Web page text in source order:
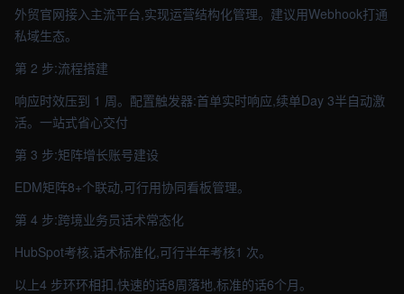
外贸官网接入主流平台,实现运营结构化管理。建议用Webhook打通
私域生态。
第 2 步:流程搭建
响应时效压到 1 周。配置触发器:首单实时响应,续单Day 3半自动激
活。一站式省心交付
第 3 步:矩阵增长账号建设
EDM矩阵8+个联动,可行用协同看板管理。
第 4 步:跨境业务员话术常态化
HubSpot考核,话术标准化,可行半年考核1 次。
以上4 步环环相扣,快速的话8周落地,标准的话6个月。